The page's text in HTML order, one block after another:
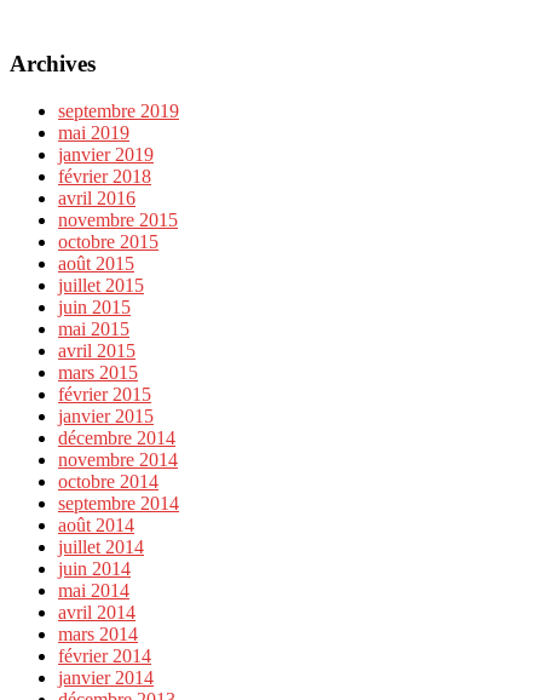
Archives
septembre 2019
mai 2019
janvier 2019
février 2018
avril 2016
novembre 2015
octobre 2015
août 2015
juillet 2015
juin 2015
mai 2015
avril 2015
mars 2015
février 2015
janvier 2015
décembre 2014
novembre 2014
octobre 2014
septembre 2014
août 2014
juillet 2014
juin 2014
mai 2014
avril 2014
mars 2014
février 2014
janvier 2014